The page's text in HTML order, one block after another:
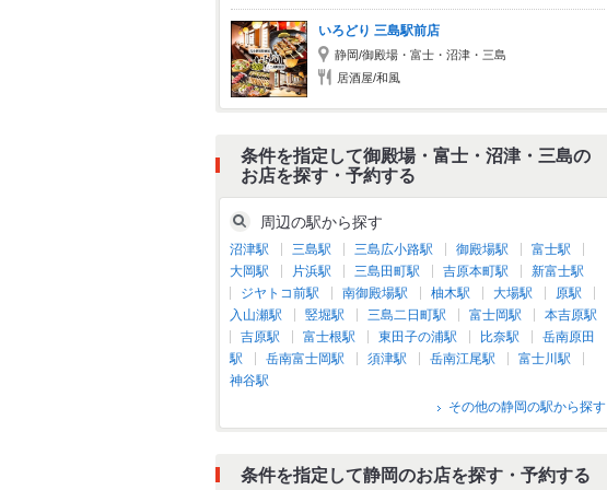
いろどり 三島駅前店
静岡/御殿場・富士・沼津・三島
居酒屋/和風
条件を指定して御殿場・富士・沼津・三島の
お店を探す・予約する
周辺の駅から探す
沼津駅 三島駅 三島広小路駅 御殿場駅
富士駅
大岡駅
片浜駅 三島田町駅 吉原本町駅
新富士駅
ジヤトコ前駅
南御殿場駅 柚木駅 大場駅
原駅
入山瀬駅
竪堀駅 三島二日町駅 富士岡駅
本吉原駅
吉原駅
富士根駅 東田子の浦駅 比奈駅
岳南原田
駅
岳南富士岡駅 須津駅 岳南江尾駅
富士川駅
神谷駅
その他の静岡の駅から探す
条件を指定して静岡のお店を探す・予約する